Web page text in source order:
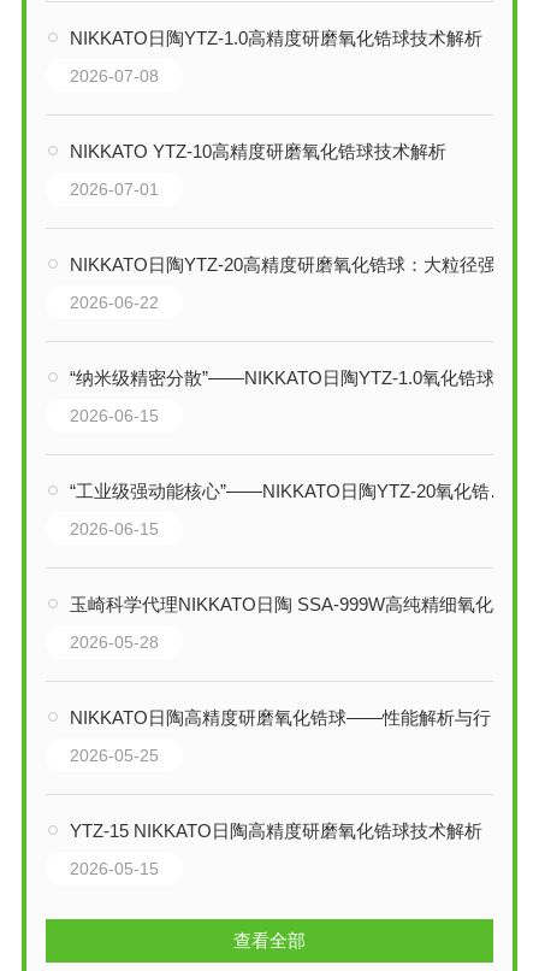
NIKKATO日陶YTZ-1.0高精度研磨氧化锆球技术解析
2026-07-08
NIKKATO YTZ-10高精度研磨氧化锆球技术解析
2026-07-01
NIKKATO日陶YTZ-20高精度研磨氧化锆球：大粒径强动能研磨的工业级引擎
2026-06-22
“纳米级精密分散”——NIKKATO日陶YTZ-1.0氧化锆球技术解析
2026-06-15
“工业级强动能核心”——NIKKATO日陶YTZ-20氧化锆球技术解析
2026-06-15
玉崎科学代理NIKKATO日陶 SSA-999W高纯精细氧化铝球技术解析与应用指南
2026-05-28
NIKKATO日陶高精度研磨氧化锆球——性能解析与行业应用
2026-05-25
YTZ-15 NIKKATO日陶高精度研磨氧化锆球技术解析
2026-05-15
查看全部